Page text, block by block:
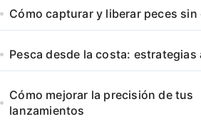
Cómo capturar y liberar peces sin
Pesca desde la costa: estrategias
Cómo mejorar la precisión de tus
lanzamientos